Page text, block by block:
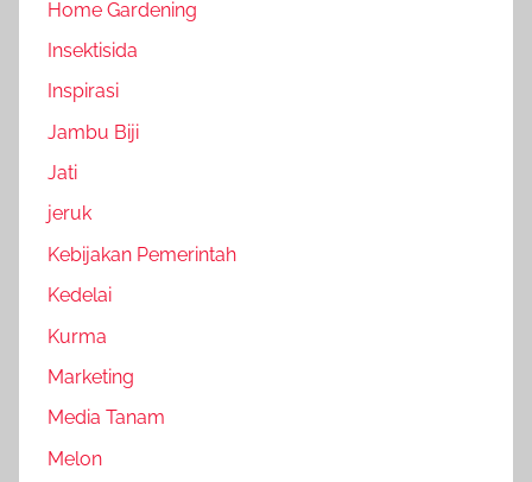
Home Gardening
Insektisida
Inspirasi
Jambu Biji
Jati
jeruk
Kebijakan Pemerintah
Kedelai
Kurma
Marketing
Media Tanam
Melon